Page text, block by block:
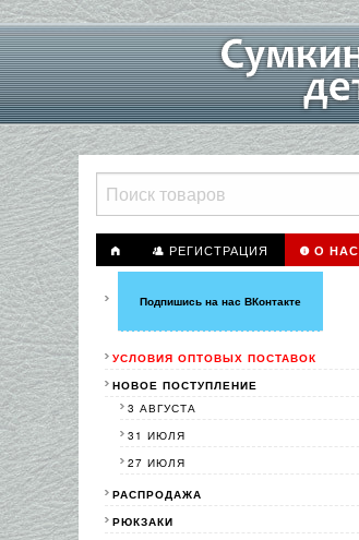
РЕГИСТРАЦИЯ О НАС
Подпишись на нас ВКонтакте
УСЛОВИЯ ОПТОВЫХ ПОСТАВОК
НОВОЕ ПОСТУПЛЕНИЕ
3 АВГУСТА
31 ИЮЛЯ
27 ИЮЛЯ
РАСПРОДАЖА
РЮКЗАКИ